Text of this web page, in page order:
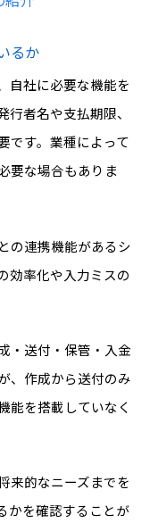
るか
自社に必要な機能を
者名や支払期限、
です。業種によって
要な場合もありま
の連携機能があるシ
効率化や入力ミスの
・送付・保管・入金
、作成から送付のみ
能を搭載していなく
来的なニーズまでを
かを確認することが